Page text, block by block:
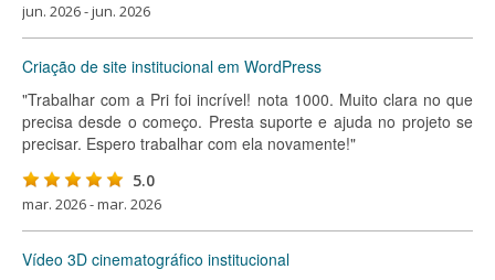
jun. 2026 - jun. 2026
Criação de site institucional em WordPress
"Trabalhar com a Pri foi incrível! nota 1000. Muito clara no que
precisa desde o começo. Presta suporte e ajuda no projeto se
precisar. Espero trabalhar com ela novamente!"
5.0
mar. 2026 - mar. 2026
Vídeo 3D cinematográfico institucional